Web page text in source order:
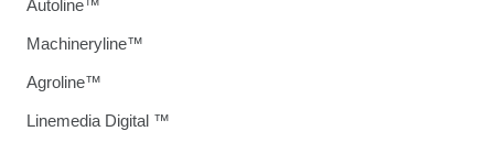
Autoline™
Machineryline™
Agroline™
Linemedia Digital ™